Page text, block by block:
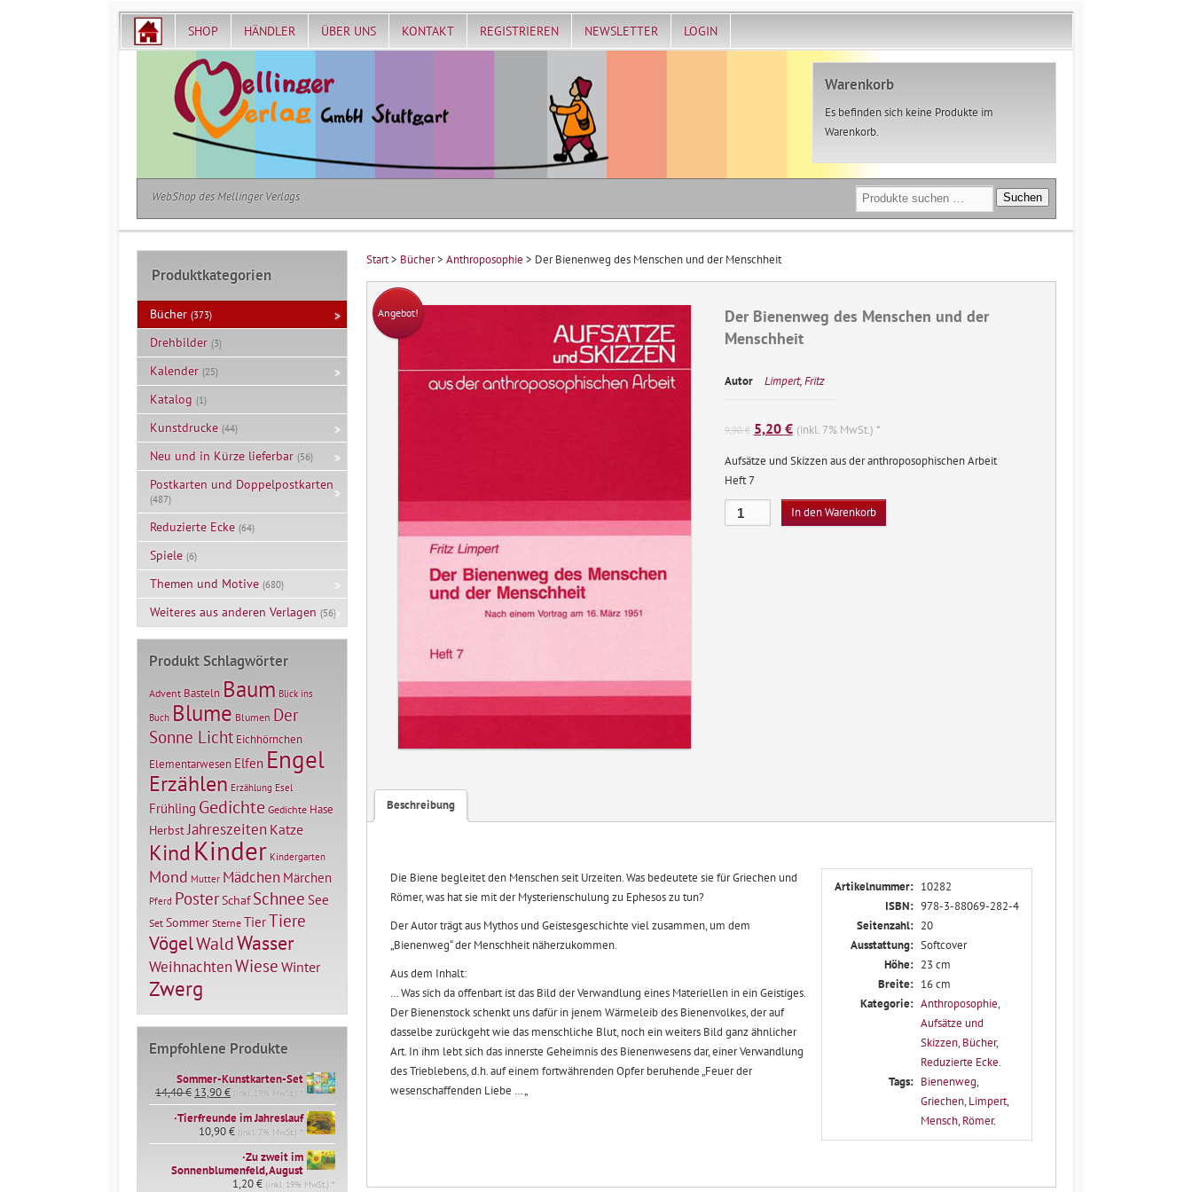
SHOP HÄNDLER ÜBER UNS KONTAKT REGISTRIEREN NEWSLETTER LOGIN
Warenkorb
Es befinden sich keine Produkte im
Warenkorb.
WebShop des Mellinger Verlags
Suchen
nach:
Suchen
Start> Bücher> Anthroposophie > Der Bienenweg des Menschen und der Menschheit
Angebot!
Der Bienenweg des Menschen und der
Menschheit
Autor Limpert, Fritz
9,90€ Ursprünglicher
war:
9,90 €
5,20€Aktueller
ist:
(inkl. 7% MwSt.) *
Aufsätze und Skizzen aus der anthroposophischen Arbeit
Heft 7
Der
Bienenweg
In den Warenkorb
Beschreibung
Artikelnummer: 10282
ISBN: 978-3-88069-282-4
Seitenzahl: 20
Ausstattung: Softcover
Höhe: 23 cm
Breite: 16 cm
Kategorie: Anthroposophie,
Aufsätze und
Skizzen, Bücher,
Reduzierte Ecke.
Tags: Bienenweg,
Griechen, Limpert,
Mensch, Römer.
Die Biene begleitet den Menschen seit Urzeiten. Was bedeutete sie für Griechen und
Römer, was hat sie mit der Mysterienschulung zu Ephesos zu tun?
Der Autor trägt aus Mythos und Geistesgeschichte viel zusammen, um dem
„Bienenweg“ der Menschheit näherzukommen.
Aus dem Inhalt:
… Was sich da offenbart ist das Bild der Verwandlung eines Materiellen in ein Geistiges.
Der Bienenstock schenkt uns dafür in jenem Wärmeleib des Bienenvolkes, der auf
dasselbe zurückgeht wie das menschliche Blut, noch ein weiters Bild ganz ähnlicher
Art. In ihm lebt sich das innerste Geheimnis des Bienenwesens dar, einer Verwandlung
des Trieblebens, d.h. auf einem fortwährenden Opfer beruhende „Feuer der
wesenschaffenden Liebe … „
Produktkategorien
Bücher (373)
Drehbilder (3)
Kalender (25)
Katalog (1)
Kunstdrucke (44)
Neu und in Kürze lieferbar (56)
Postkarten und Doppelpostkarten
(487)
Reduzierte Ecke (64)
Spiele (6)
Themen und Motive (680)
Weiteres aus anderen Verlagen (56)
Produkt Schlagwörter
Advent Basteln Baum Blick ins
Buch Blume Blumen Der
Sonne Licht Eichhörnchen
Elementarwesen Elfen Engel
Erzählen Erzählung Esel
Frühling Gedichte Gedichte Hase
HerbstJahreszeiten Katze
KindKinder Kindergarten
Mond Mutter Mädchen Märchen
Pferd PosterSchaf Schnee See
Set Sommer Sterne TierTiere
VögelWaldWasser
WeihnachtenWiese Winter
Zwerg
Empfohlene Produkte
Sommer-Kunstkarten-Set
14,40€ Ursprünglicher
Preis
war:
14,40 €
13,90€Aktueller
Preis
ist:
13,90 €.
(inkl. 19% MwSt.) *
∙Tierfreunde im Jahreslauf
10,90€ (inkl. 7% MwSt.) *
∙Zu zweit im
Sonnenblumenfeld, August
1,20€ (inkl. 19% MwSt.) *